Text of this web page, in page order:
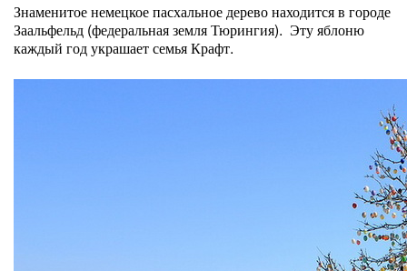
Знаменитое немецкое пасхальное дерево находится в городе
Заальфельд (федеральная земля Тюрингия). Эту яблоню
каждый год украшает семья Крафт.